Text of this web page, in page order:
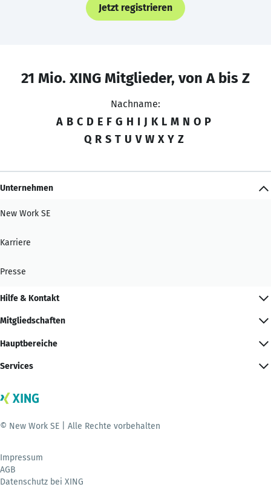
Jetzt registrieren
21 Mio. XING Mitglieder, von A bis Z
Nachname:
A B C D E F G H I J K L M N O P
Q R S T U V W X Y Z
Unternehmen
New Work SE
Karriere
Presse
Hilfe & Kontakt
Mitgliedschaften
Hauptbereiche
Services
© New Work SE | Alle Rechte vorbehalten
Impressum
AGB
Datenschutz bei XING